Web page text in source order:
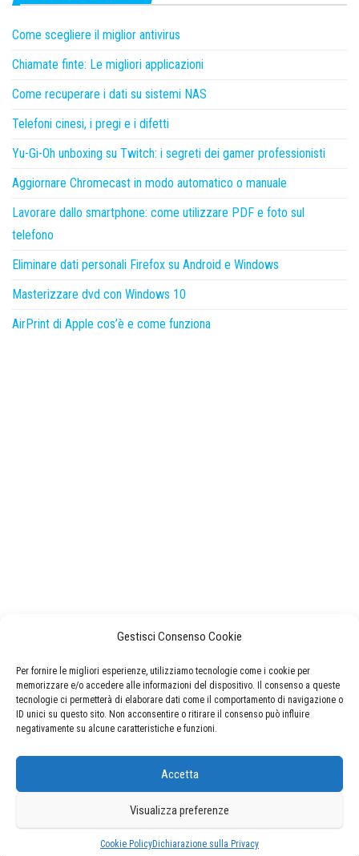
Gestisci Consenso Cookie
Per fornire le migliori esperienze, utilizziamo tecnologie come i cookie per
memorizzare e/o accedere alle informazioni del dispositivo. Il consenso a queste
tecnologie ci permetterà di elaborare dati come il comportamento di navigazione o
ID unici su questo sito. Non acconsentire o ritirare il consenso può influire
negativamente su alcune caratteristiche e funzioni.
Accetta
Visualizza preferenze
Cookie PolicyDichiarazione sulla Privacy
Come scegliere il miglior antivirus
Chiamate finte: Le migliori applicazioni
Come recuperare i dati su sistemi NAS
Telefoni cinesi, i pregi e i difetti
Yu-Gi-Oh unboxing su Twitch: i segreti dei gamer professionisti
Aggiornare Chromecast in modo automatico o manuale
Lavorare dallo smartphone: come utilizzare PDF e foto sul
telefono
Eliminare dati personali Firefox su Android e Windows
Masterizzare dvd con Windows 10
AirPrint di Apple cos’è e come funziona
CERCA NEL SITO
Proudly powered byWordPress |Tema:Envo Magazine
Gestisci consenso